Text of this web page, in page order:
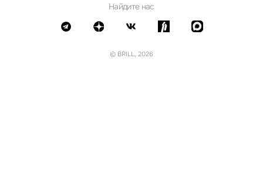
Найдите нас
© BRILL, 2026